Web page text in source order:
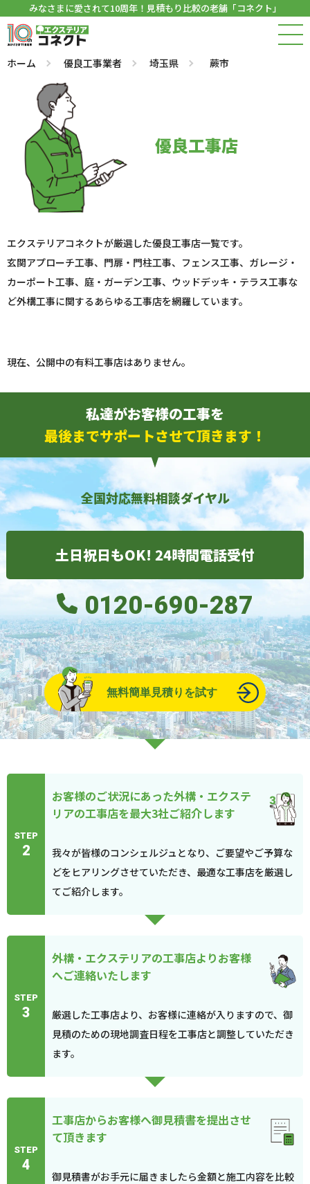
みなさまに愛されて10周年！見積もり比較の老舗「コネクト」
ホーム 優良工事業者 埼玉県 蕨市
優良工事店
エクステリアコネクトが厳選した優良工事店一覧です。
玄関アプローチ工事、門扉・門柱工事、フェンス工事、ガレージ・
カーポート工事、庭・ガーデン工事、ウッドデッキ・テラス工事な
ど外構工事に関するあらゆる工事店を網羅しています。
現在、公開中の有料工事店はありません。
私達がお客様の工事を
最後までサポートさせて頂きます！
全国対応無料相談ダイヤル
土日祝日もOK! 24時間電話受付
0120-690-287
無料簡単見積りを試す
STEP
2
お客様のご状況にあった外構・エクステ
リアの工事店を最大3社ご紹介します
我々が皆様のコンシェルジュとなり、ご要望やご予算な
どをヒアリングさせていただき、最適な工事店を厳選し
てご紹介します。
STEP
3
外構・エクステリアの工事店よりお客様
へご連絡いたします
厳選した工事店より、お客様に連絡が入りますので、御
見積のための現地調査日程を工事店と調整していただき
ます。
STEP
4
工事店からお客様へ御見積書を提出させ
て頂きます
御見積書がお手元に届きましたら金額と施工内容を比較